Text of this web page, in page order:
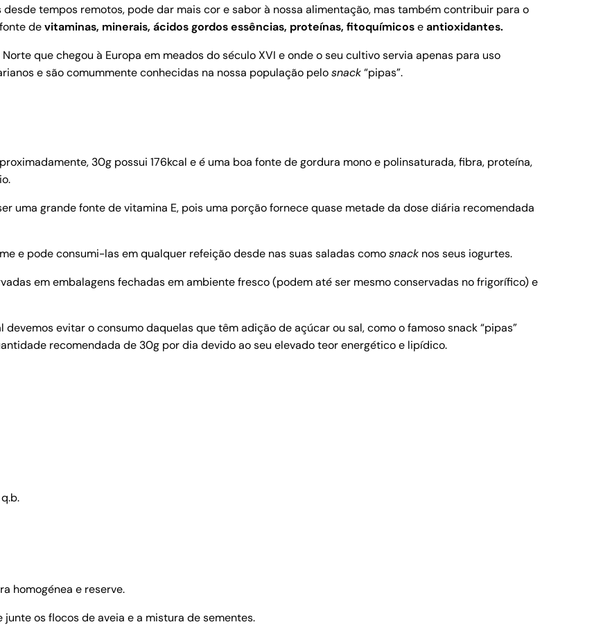
tempos remotos, pode dar mais cor e sabor à nossa alimentação, mas também contribuir para o
devitaminas, minerais, ácidos gordos essências, proteínas, fitoquímicoseantioxidantes.
que chegou à Europa em meados do século XVI e onde o seu cultivo servia apenas para uso
e são comummente conhecidas na nossa população pelosnack“pipas”.
30g possui 176kcal e é uma boa fonte de gordura mono e polinsaturada, fibra, proteína,
uma grande fonte de vitamina E, pois uma porção fornece quase metade da dose diária recomendada
e pode consumi-las em qualquer refeição desde nas suas saladas comosnack nos seus iogurtes.
em embalagens fechadas em ambiente fresco (podem até ser mesmo conservadas no frigorífico) e
evitar o consumo daquelas que têm adição de açúcar ou sal, como o famoso snack “pipas”
recomendada de 30g por dia devido ao seu elevado teor energético e lipídico.
homogénea e reserve.
os flocos de aveia e a mistura de sementes.